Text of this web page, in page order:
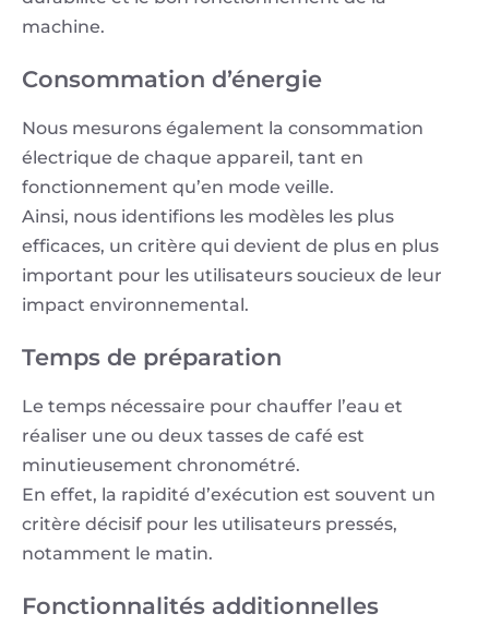
machine.
Consommation d’énergie
Nous mesurons également la consommation
électrique de chaque appareil, tant en
fonctionnement qu’en mode veille.
Ainsi, nous identifions les modèles les plus
efficaces, un critère qui devient de plus en plus
important pour les utilisateurs soucieux de leur
impact environnemental.
Temps de préparation
Le temps nécessaire pour chauffer l’eau et
réaliser une ou deux tasses de café est
minutieusement chronométré.
En effet, la rapidité d’exécution est souvent un
critère décisif pour les utilisateurs pressés,
notamment le matin.
Fonctionnalités additionnelles